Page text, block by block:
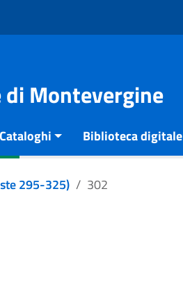
Montevergine
Cataloghi Biblioteca digitale
295-325) 302